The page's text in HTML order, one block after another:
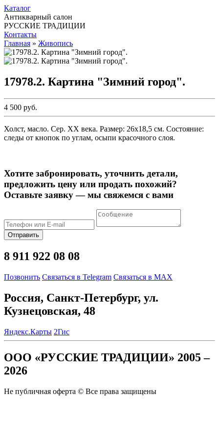
Каталог
Антикварный салон
РУССКИЕ ТРАДИЦИИ
Контакты
Главная » Живопись
17978.2. Картина "Зимний город".
4 500 руб.
Холст, масло. Сер. ХХ века. Размер: 26х18,5 см. Состояние:
следы от кнопок по углам, осыпи красочного слоя.
Хотите забронировать, уточнить детали,
предложить цену или продать похожий?
Оставьте заявку — мы свяжемся с вами
Отправить
8 911 922 08 08
Позвонить Связаться в Telegram Связаться в MAX
Россия, Санкт-Петербург, ул.
Кузнецовская, 48
Яндекс.Карты 2Гис
ООО «РУССКИЕ ТРАДИЦИИ» 2005 –
2026
Не публичная оферта © Все права защищены